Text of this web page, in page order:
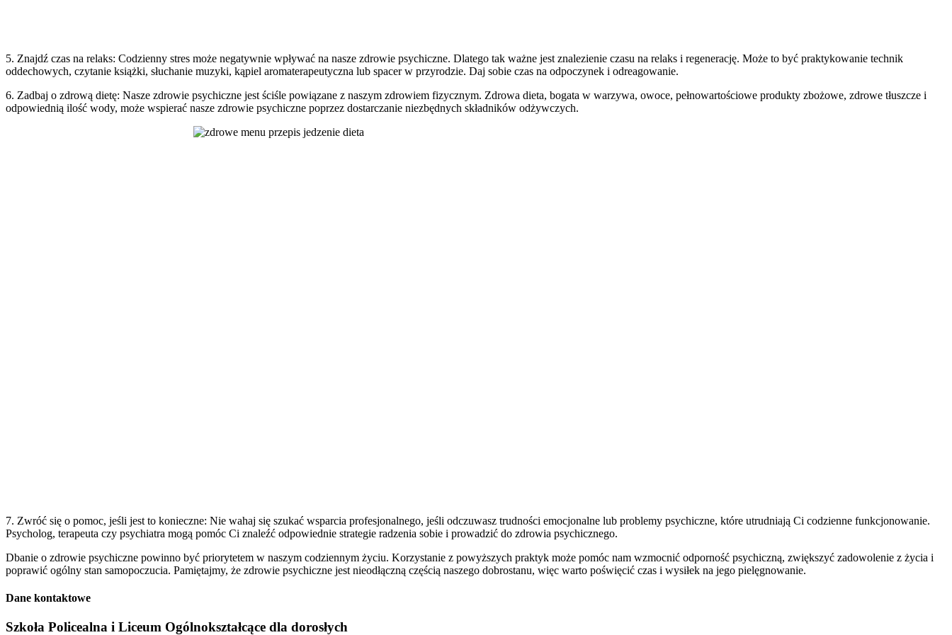
5. Znajdź czas na relaks: Codzienny stres może negatywnie wpływać na nasze zdrowie psychiczne. Dlatego tak ważne jest znalezienie czasu na relaks i regenerację. Może to być praktykowanie technik
oddechowych, czytanie książki, słuchanie muzyki, kąpiel aromaterapeutyczna lub spacer w przyrodzie. Daj sobie czas na odpoczynek i odreagowanie.
6. Zadbaj o zdrową dietę: Nasze zdrowie psychiczne jest ściśle powiązane z naszym zdrowiem fizycznym. Zdrowa dieta, bogata w warzywa, owoce, pełnowartościowe produkty zbożowe, zdrowe tłuszcze i
odpowiednią ilość wody, może wspierać nasze zdrowie psychiczne poprzez dostarczanie niezbędnych składników odżywczych.
7. Zwróć się o pomoc, jeśli jest to konieczne: Nie wahaj się szukać wsparcia profesjonalnego, jeśli odczuwasz trudności emocjonalne lub problemy psychiczne, które utrudniają Ci codzienne funkcjonowanie.
Psycholog, terapeuta czy psychiatra mogą pomóc Ci znaleźć odpowiednie strategie radzenia sobie i prowadzić do zdrowia psychicznego.
Dbanie o zdrowie psychiczne powinno być priorytetem w naszym codziennym życiu. Korzystanie z powyższych praktyk może pomóc nam wzmocnić odporność psychiczną, zwiększyć zadowolenie z życia i
poprawić ogólny stan samopoczucia. Pamiętajmy, że zdrowie psychiczne jest nieodłączną częścią naszego dobrostanu, więc warto poświęcić czas i wysiłek na jego pielęgnowanie.
Dane kontaktowe
Szkoła Policealna i Liceum Ogólnokształcące dla dorosłych